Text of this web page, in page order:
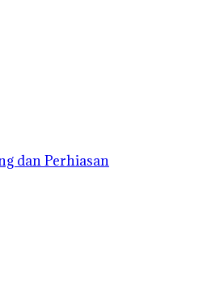
dan Perhiasan